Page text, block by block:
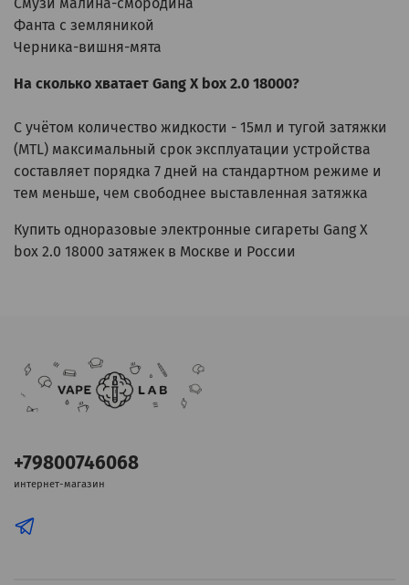
Фанта с земляникой
Черника-вишня-мята
На сколько хватает Gang X box 2.0 18000?
С учётом количество жидкости - 15мл и тугой затяжки
(MTL) максимальный срок эксплуатации устройства
составляет порядка 7 дней на стандартном режиме и
тем меньше, чем свободнее выставленная затяжка
Купить одноразовые электронные сигареты Gang X
box 2.0 18000 затяжек в Москве и России
+79800746068
интернет-магазин